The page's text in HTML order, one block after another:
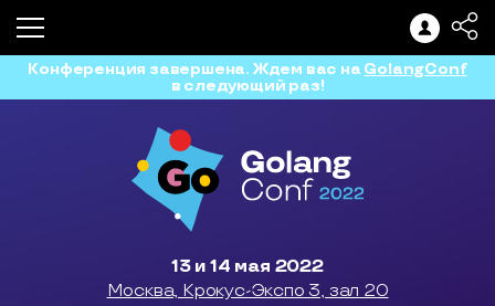
Конференция завершена. Ждем вас на GolangConf
в следующий раз!
13 и 14 мая 2022
Москва, Крокус-Экспо 3, зал 20